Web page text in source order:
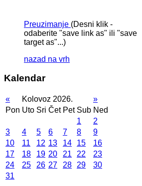
Preuzimanje (Desni klik -
odaberite "save link as" ili "save
target as"...)
nazad na vrh
Kalendar
« Kolovoz 2026.
»
Pon Uto Sri Čet Pet Sub Ned
1
2
3
4 5 6 7 8
9
10
11 12 13 14 15
16
17
18 19 20 21 22
23
24
25 26 27 28 29
30
31